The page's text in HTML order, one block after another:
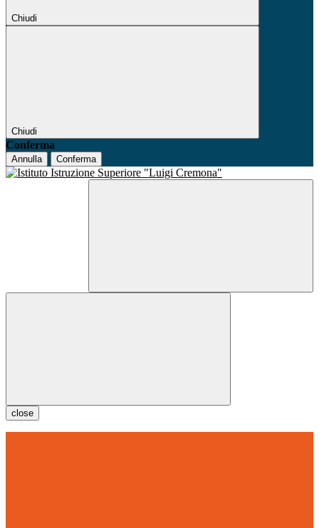
Chiudi
Chiudi
Conferma
Annulla Conferma
close